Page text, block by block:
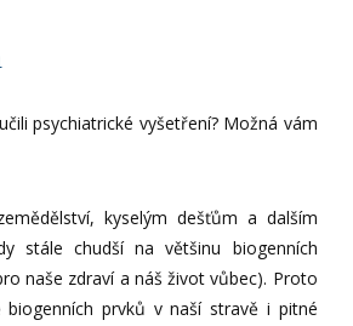
psychiatrické vyšetření? Možná vám
kyselým dešťům a dalším
stále chudší na většinu biogenních
naše zdraví a náš život vůbec). Proto
prvků v naší stravě i pitné